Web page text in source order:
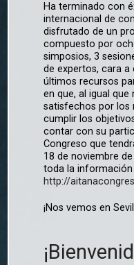
Ha terminado con
internacional de
disfrutado de un
compuesto por
simposios, 3
de expertos, cara a
últimos recursos
en que, al igual
satisfechos por los
cumplir los
contar con su
Congreso que
18 de noviembre
toda la información
http://
¡Nos vemos en